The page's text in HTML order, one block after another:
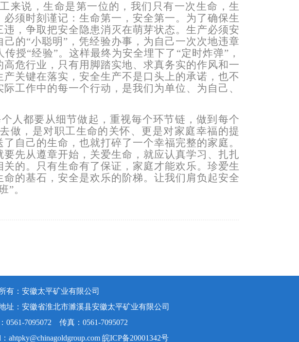
来说，生命是第一位的，我们只有一次生命，生
须时刻谨记：生命第一，安全第一。为了确保生
，争取把安全隐患消灭在萌芽状态。生产必须安
的“小聪明”，凭经验办事，为自己一次次地违章
授“经验”。这样最终为安全埋下了“定时炸弹”，
危行业，只有用脚踏实地、求真务实的作风和一
关键在落实，安全生产不是口头上的承诺，也不
工作中的每一个行动，是我们为单位、为自己、
人都要从细节做起，重视毎个环节链，做到每个
做，是对职工生命的关怀、更是对家庭幸福的提
自己的生命，也就打碎了一个幸福完整的家庭。
先从遵章开始，关爱生命，就应认真学习、扎扎
的。只有生命有了保证，家庭才能欢乐。珍爱生
的基石，安全是欢乐的阶梯。让我们肩负起安全
”。
有：安徽太平矿业有限公司
址：安徽省淮北市濉溪县安徽太平矿业有限公司
0561-7095072 传真：0561-7095072
ahtpky@chinagoldgroup.com 皖ICP备20001342号